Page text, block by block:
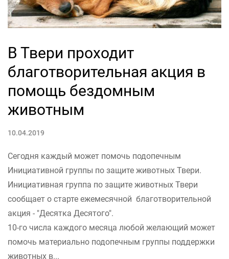
В Твери проходит
благотворительная акция в
помощь бездомным
животным
10.04.2019
Сегодня каждый может помочь подопечным
Инициативной группы по защите животных Твери.
Инициативная группа по защите животных Твери
сообщает о старте ежемесячной благотворительной
акция - "Десятка Десятого".
10-го числа каждого месяца любой желающий может
помочь материально подопечным группы поддержки
животных в...